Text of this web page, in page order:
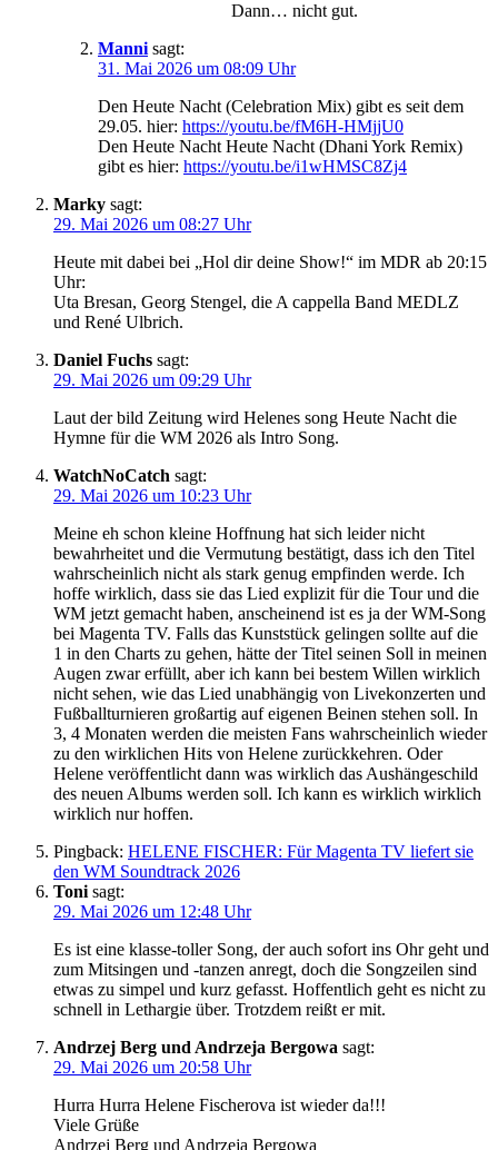
Dann… nicht gut.
Manni sagt:
31. Mai 2026 um 08:09 Uhr
Den Heute Nacht (Celebration Mix) gibt es seit dem
29.05. hier: https://youtu.be/fM6H-HMjjU0
Den Heute Nacht Heute Nacht (Dhani York Remix)
gibt es hier: https://youtu.be/i1wHMSC8Zj4
Marky sagt:
29. Mai 2026 um 08:27 Uhr
Heute mit dabei bei „Hol dir deine Show!“ im MDR ab 20:15
Uhr:
Uta Bresan, Georg Stengel, die A cappella Band MEDLZ
und René Ulbrich.
Daniel Fuchs sagt:
29. Mai 2026 um 09:29 Uhr
Laut der bild Zeitung wird Helenes song Heute Nacht die
Hymne für die WM 2026 als Intro Song.
WatchNoCatch sagt:
29. Mai 2026 um 10:23 Uhr
Meine eh schon kleine Hoffnung hat sich leider nicht
bewahrheitet und die Vermutung bestätigt, dass ich den Titel
wahrscheinlich nicht als stark genug empfinden werde. Ich
hoffe wirklich, dass sie das Lied explizit für die Tour und die
WM jetzt gemacht haben, anscheinend ist es ja der WM-Song
bei Magenta TV. Falls das Kunststück gelingen sollte auf die
1 in den Charts zu gehen, hätte der Titel seinen Soll in meinen
Augen zwar erfüllt, aber ich kann bei bestem Willen wirklich
nicht sehen, wie das Lied unabhängig von Livekonzerten und
Fußballturnieren großartig auf eigenen Beinen stehen soll. In
3, 4 Monaten werden die meisten Fans wahrscheinlich wieder
zu den wirklichen Hits von Helene zurückkehren. Oder
Helene veröffentlicht dann was wirklich das Aushängeschild
des neuen Albums werden soll. Ich kann es wirklich wirklich
wirklich nur hoffen.
Pingback: HELENE FISCHER: Für Magenta TV liefert sie
den WM Soundtrack 2026
Toni sagt:
29. Mai 2026 um 12:48 Uhr
Es ist eine klasse-toller Song, der auch sofort ins Ohr geht und
zum Mitsingen und -tanzen anregt, doch die Songzeilen sind
etwas zu simpel und kurz gefasst. Hoffentlich geht es nicht zu
schnell in Lethargie über. Trotzdem reißt er mit.
Andrzej Berg und Andrzeja Bergowa sagt:
29. Mai 2026 um 20:58 Uhr
Hurra Hurra Helene Fischerova ist wieder da!!!
Viele Grüße
Andrzej Berg und Andrzeja Bergowa